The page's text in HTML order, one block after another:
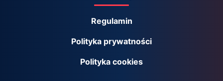
Regulamin
Polityka prywatności
Polityka cookies